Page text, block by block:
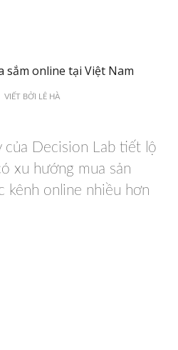
sắm online tại Việt Nam
VIẾT BỞI LÊ HÀ
của Decision Lab tiết lộ
xu hướng mua sản
kênh online nhiều hơn